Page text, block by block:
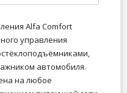
Alfa Comfort
управления
автомобиля.
на любое